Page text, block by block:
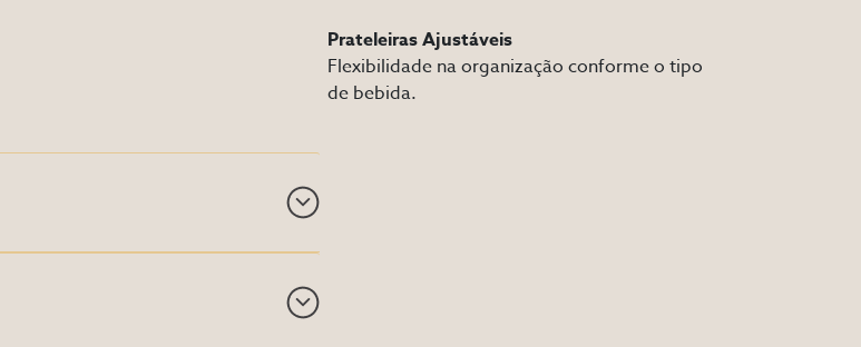
Prateleiras Ajustáveis
Flexibilidade na organização conforme o tipo
de bebida.